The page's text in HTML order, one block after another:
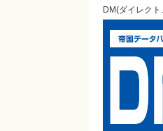
DM(ダイレク